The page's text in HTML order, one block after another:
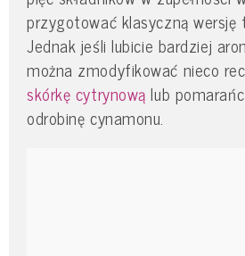
przygotować klasyczną wersję
Jednak jeśli lubicie bardziej
można zmodyfikować nieco
skórkę cytrynową lub
odrobinę cynamonu.